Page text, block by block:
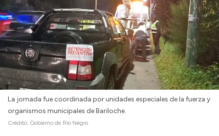
La jornada fue coordinada por unidades especiales de la fuerza y
organismos municipales de Bariloche.
Crédito: Gobierno de Río Negro